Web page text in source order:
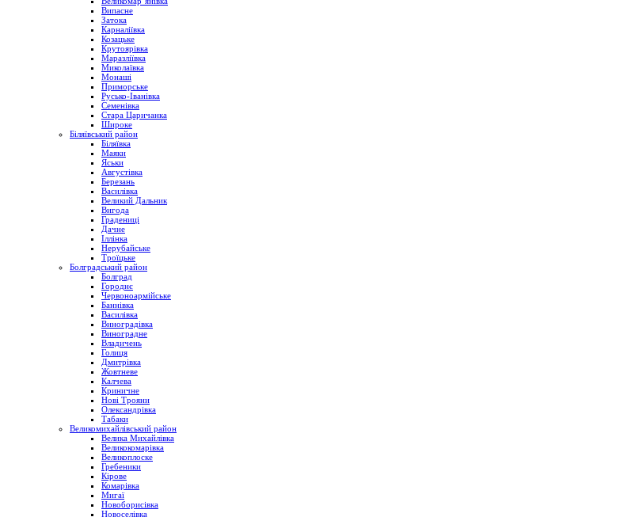
Випасне
Затока
Карналіївка
Козацьке
Крутоярівка
Маразліївка
Миколаївка
Монаші
Приморське
Русько-Іванівка
Семенівка
Стара Царичанка
Широке
Біляївський район
Біляївка
Маяки
Яськи
Августівка
Березань
Василівка
Великий Дальник
Вигода
Градениці
Дачне
Іллінка
Нерубайське
Троїцьке
Болградський район
Болград
Городнє
Червоноармійське
Баннівка
Василівка
Виноградівка
Виноградне
Владичень
Голиця
Дмитрівка
Жовтневе
Калчева
Криничне
Нові Трояни
Олександрівка
Табаки
Великомихайлівський район
Велика Михайлівка
Великокомарівка
Великоплоске
Гребеники
Кірове
Комарівка
Мигаї
Новоборисівка
Новоселівка